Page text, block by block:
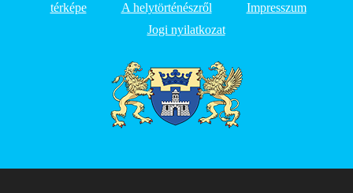
térképe
A helytörténészről
Impresszum
Jogi nyilatkozat